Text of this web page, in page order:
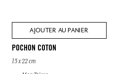
AJOUTER AU PANIER
POCHON COTON
15 x 22 cm